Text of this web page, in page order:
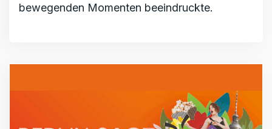
bewegenden Momenten beeindruckte.